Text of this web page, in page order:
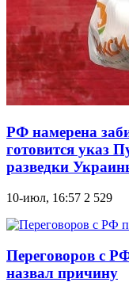
РФ намерена
готовится указ
разведки
10-июл, 16:57 2 529
Переговоров с
назвал причину